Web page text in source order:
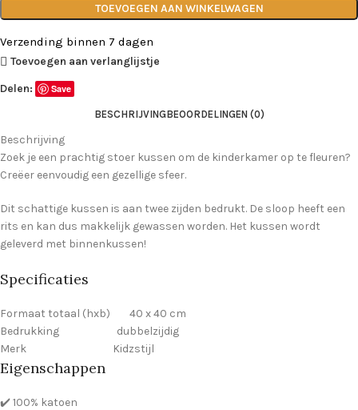
TOEVOEGEN AAN WINKELWAGEN
Verzending binnen 7 dagen
Toevoegen aan verlanglijstje
Delen:
Save
BESCHRIJVINGBEOORDELINGEN (0)
Beschrijving
Zoek je een prachtig stoer kussen om de kinderkamer op te fleuren?
Creëer eenvoudig een gezellige sfeer.
Dit schattige kussen is aan twee zijden bedrukt. De sloop heeft een
rits en kan dus makkelijk gewassen worden. Het kussen wordt
geleverd met binnenkussen!
Specificaties
Formaat totaal (hxb) 40 x 40 cm
Bedrukking dubbelzijdig
Merk Kidzstijl
Eigenschappen
✔️ 100% katoen